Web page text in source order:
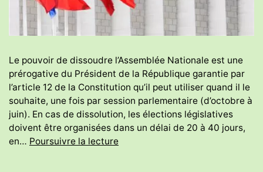
Le pouvoir de dissoudre l’Assemblée Nationale est une
prérogative du Président de la République garantie par
l’article 12 de la Constitution qu’il peut utiliser quand il le
souhaite, une fois par session parlementaire (d’octobre à
juin). En cas de dissolution, les élections législatives
doivent être organisées dans un délai de 20 à 40 jours,
en… Poursuivre la lectureDissolution